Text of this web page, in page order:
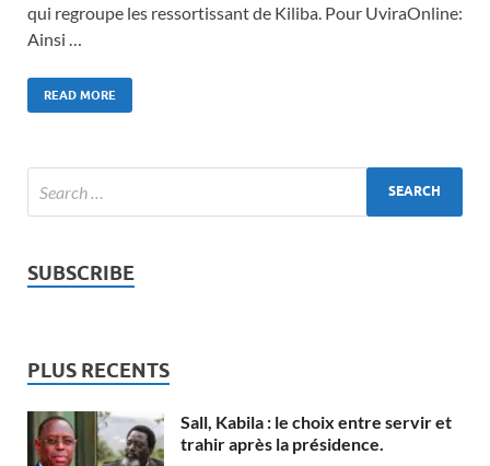
qui regroupe les ressortissant de Kiliba. Pour UviraOnline:
Ainsi …
READ MORE
SUBSCRIBE
PLUS RECENTS
Sall, Kabila : le choix entre servir et
trahir après la présidence.